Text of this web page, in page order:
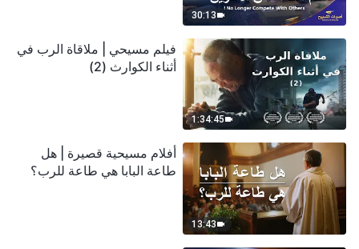
30:13
1:34:45
فيلم مسيحي | ملاقاة الرب في
أثناء الكوارث (2)
13:43
أفلام مسيحية قصيرة | هل
طاعة البابا هي طاعة للرب؟